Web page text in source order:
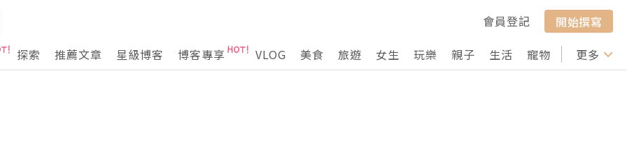
會員登記
開始撰寫
探索
推薦文章 星級博客 博客專享 VLOG 美食 旅遊 女生 玩樂 親子 生活 寵物 行山 打卡
更多